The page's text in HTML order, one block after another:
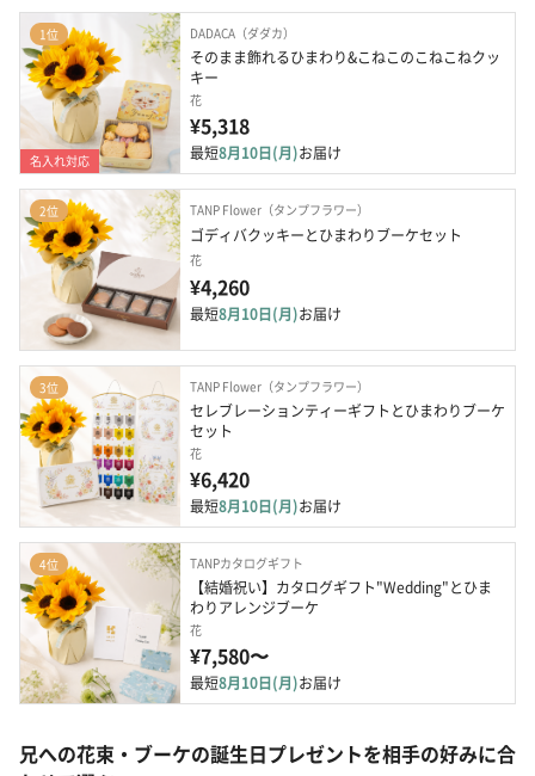
1位
名入れ対応
DADACA（ダダカ）
そのまま飾れるひまわり&こねこのこねこねクッ
キー
花
¥5,318
最短8月10日(月)お届け
2位 TANP Flower（タンプフラワー）
ゴディバクッキーとひまわりブーケセット
花
¥4,260
最短8月10日(月)お届け
3位 TANP Flower（タンプフラワー）
セレブレーションティーギフトとひまわりブーケ
セット
花
¥6,420
最短8月10日(月)お届け
4位 TANPカタログギフト
【結婚祝い】カタログギフト"Wedding"とひま
わりアレンジブーケ
花
¥7,580〜
最短8月10日(月)お届け
兄への花束・ブーケの誕生日プレゼントを相手の好みに合